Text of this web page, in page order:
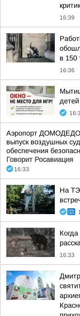
16:39
в 150
16:36
Аэропорт
выпуск воздушных
обеспечения
Говорит Росавиация
16:33
На
16:33